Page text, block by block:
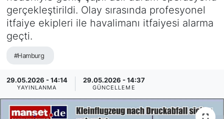
gerçekleştirildi. Olay sırasında profesyonel
itfaiye ekipleri ile havalimanı itfaiyesi alarma
geçti.
#Hamburg
29.05.2026 - 14:14
YAYINLANMA
29.05.2026 - 14:37
GÜNCELLEME
SAĞLIK